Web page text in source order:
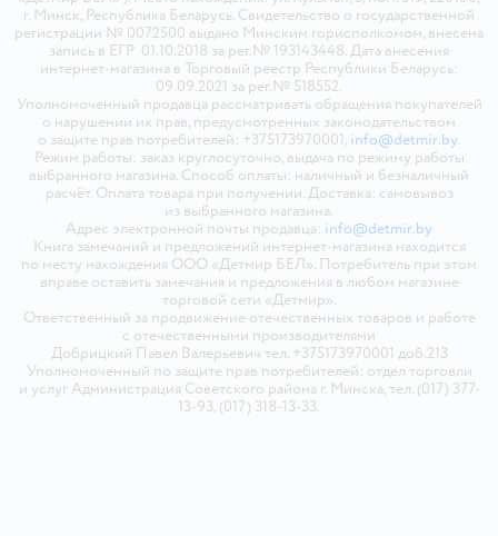
г. Минск, Республика Беларусь. Свидетельство о государственной
регистрации № 0072500 выдано Минским горисполкомом, внесена
запись в ЕГР 01.10.2018 за рег.№ 193143448. Дата внесения
интернет-магазина в Торговый реестр Республики Беларусь:
09.09.2021 за рег.№ 518552.
Уполномоченный продавца рассматривать обращения покупателей
о нарушении их прав, предусмотренных законодательством
о защите прав потребителей: +375173970001, info@detmir.by.
Режим работы: заказ круглосуточно, выдача по режиму работы
выбранного магазина. Способ оплаты: наличный и безналичный
расчёт. Оплата товара при получении. Доставка: самовывоз
из выбранного магазина.
Адрес электронной почты продавца: info@detmir.by
Книга замечаний и предложений интернет-магазина находится
по месту нахождения ООО «Детмир БЕЛ». Потребитель при этом
вправе оставить замечания и предложения в любом магазине
торговой сети «Детмир».
Ответственный за продвижение отечественных товаров и работе
с отечественными производителями
Добрицкий Павел Валерьевич тел. +375173970001 доб.213
Уполномоченный по защите прав потребителей: отдел торговли
и услуг Администрация Советского района г. Минска, тел. (017) 377-
13-93, (017) 318-13-33.